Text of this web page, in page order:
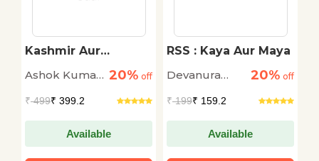
Kashmir Aur
Basne Aur Bikharne
Ashok Kumar
20% off
₹499₹ 399.2
Available
RSS : Kaya Aur Maya
Devanura
20% off
₹199₹ 159.2
Available